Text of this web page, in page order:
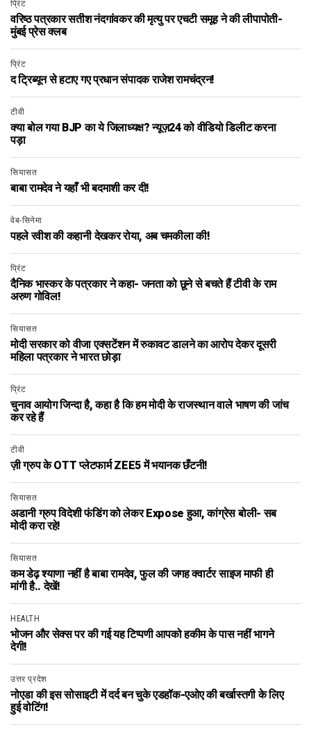
प्रिंट
वरिष्ठ पत्रकार सतीश नंदगांवकर की मृत्यु पर एचटी समूह ने की लीपापोती-
मुंबई प्रेस क्लब
प्रिंट
द ट्रिब्यून से हटाए गए प्रधान संपादक राजेश रामचंद्रन!
टीवी
क्या बोल गया BJP का ये जिलाध्यक्ष? न्यूज़24 को वीडियो डिलीट करना
पड़ा
सियासत
बाबा रामदेव ने यहाँ भी बदमाशी कर दी!
वेब-सिनेमा
पहले रवीश की कहानी देखकर रोया, अब चमकीला की!
प्रिंट
दैनिक भास्कर के पत्रकार ने कहा- जनता को छूने से बचते हैं टीवी के राम
अरुण गोविल!
सियासत
मोदी सरकार को वीजा एक्सटेंशन में रुकावट डालने का आरोप देकर दूसरी
महिला पत्रकार ने भारत छोड़ा
प्रिंट
चुनाव आयोग जिन्दा है, कहा है कि हम मोदी के राजस्थान वाले भाषण की जांच
कर रहे हैं
टीवी
ज़ी ग्रुप के OTT प्लेटफार्म ZEE5 में भयानक छँटनी!
सियासत
अडानी ग्रुप विदेशी फंडिंग को लेकर Expose हुआ, कांग्रेस बोली- सब
मोदी करा रहे!
सियासत
कम डेढ़ श्याणा नहीं है बाबा रामदेव, फुल की जगह क्वार्टर साइज माफी ही
मांगी है.. देखें!
HEALTH
भोजन और सेक्स पर की गई यह टिप्पणी आपको हकीम के पास नहीं भागने
देगी!
उत्तर प्रदेश
नोएडा की इस सोसाइटी में दर्द बन चुके एडहॉक-एओए की बर्खास्तगी के लिए
हुई वोटिंग!